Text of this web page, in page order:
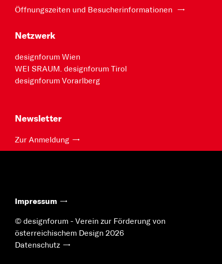
Öffnungszeiten und Besucherinformationen
Netzwerk
designforum Wien
WEI SRAUM. designforum Tirol
designforum Vorarlberg
Newsletter
Zur Anmeldung
Impressum
© designforum - Verein zur Förderung von
österreichischem Design 2026
Datenschutz